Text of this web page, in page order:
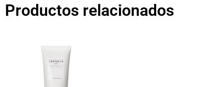
Productos relacionados